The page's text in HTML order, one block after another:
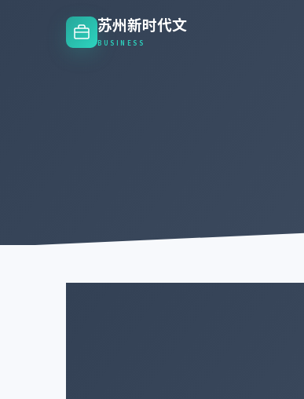
苏州新时代文
BUSINESS